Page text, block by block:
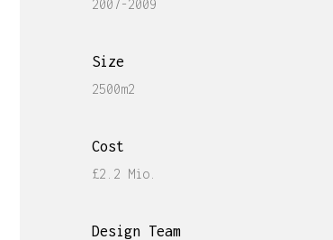
2007-2009
Size
2500m2
Cost
£2.2 Mio.
Design Team